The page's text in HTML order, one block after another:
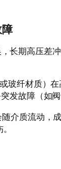
长期高压差
玻纤材质）
发故障（如阀
介质流动，